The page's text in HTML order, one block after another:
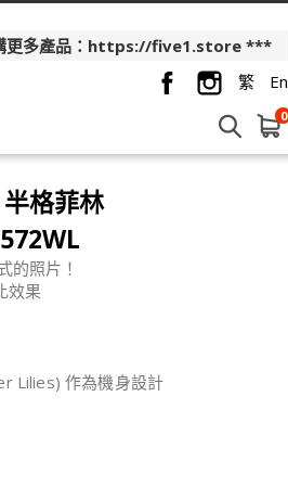
更多產品：https://five1.store ***
繁
En
0
格菲林
的照片！
效果
Lilies) 作為機身設計